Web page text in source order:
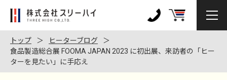
株
会
社
ス
リ
128
トップ
ヒーターブログ
食品製造総合展 FOOMA JAPAN 2023 に初出展、来訪者の「ヒー
ターを見たい」に手応え